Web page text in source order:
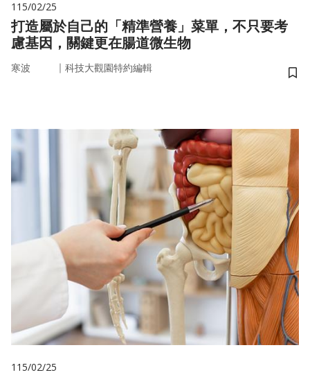
115/02/25
打造屬於自己的「精準營養」菜單，不只要考
慮基因，關鍵更在腸道微生物
寒波 ｜ 科技大觀園特約編輯
儲
115/02/25